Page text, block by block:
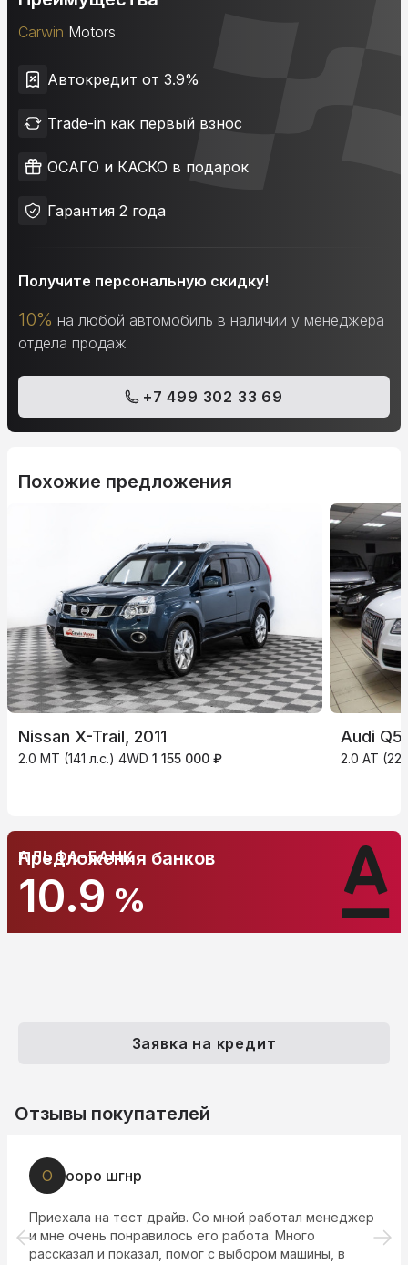
Carwin Motors
Автокредит от 3.9%
Trade-in как первый взнос
ОСАГО и КАСКО в подарок
Гарантия 2 года
Получите персональную скидку!
10% на любой автомобиль в наличии у менеджера
отдела продаж
+7 499 302 33 69
Похожие предложения
Nissan X-Trail, 2011
2.0 MT (141 л.с.) 4WD 1 155 000 ₽
Audi
2.0 AT
АЛЬФА-БАНК
10.9 %
Предложения банков
Заявка на кредит
Отзывы покупателей
О ооро шгнр
Приехала на тест драйв. Со мной работал менеджер
и мне очень понравилось его работа. Много
рассказал и показал, помог с выбором машины, в